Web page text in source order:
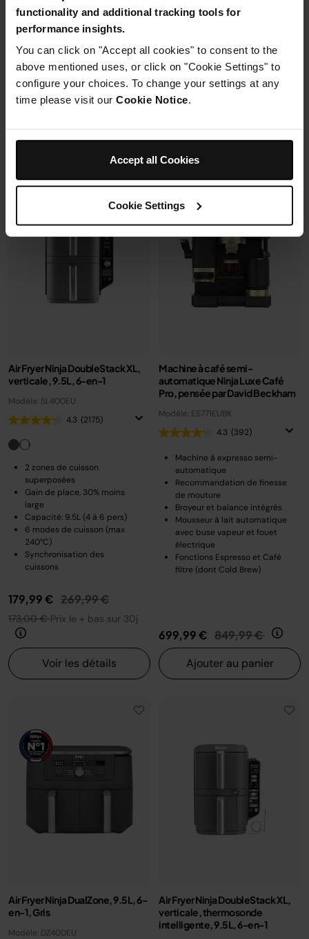
functionality and additional tracking tools for
performance insights.
You can click on "Accept all cookies" to consent to the
above mentioned uses, or click on "Cookie Settings" to
configure your choices. To change your settings at any
time please visit our Cookie Notice.
Accept all Cookies
Cookie Settings
349,99 €
avec un même récipient.
119,99 € Prix réduit de
179,99 €au
109,99 €Prix le + bas sur 30j
Air Fryer Ninja DoubleStack XL,
verticale, 9.5L, 6-en-1
Modèle: SL400EU
4.3 (2175)
2 zones de cuisson
superposées
Gain de place, 30% moins
large
Capacité: 9.5L (4 à 6 pers)
6 modes de cuisson (max
240°C)
Synchronisation des
cuissons
179,99 € Prix réduit de
269,99 €au
173,00 €Prix le + bas sur 30j
Voir les détails
Machine à café semi-
automatique Ninja Luxe Café
Pro, pensée par David Beckham
Modèle: ES771EUBK
4.3 (392)
Machine à expresso semi-
automatique
Recommandation de finesse
de mouture
Broyeur et balance intégrés
Mousseur à lait automatique
avec buse vapeur et fouet
électrique
Fonctions Espresso et Café
filtre (dont Cold Brew)
699,99 € Prix réduit de
849,99 € au
Ajouter au panier
Air Fryer Ninja DualZone, 9.5L, 6-
en-1, Gris
Modèle: DZ400EU
Air Fryer Ninja DoubleStack XL,
verticale, thermosonde
intelligente, 9.5L, 6-en-1